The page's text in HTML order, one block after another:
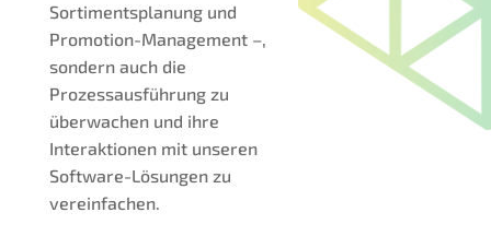
Sortimentsplanung und
Promotion-Management –,
sondern auch die
Prozessausführung zu
überwachen und ihre
Interaktionen mit unseren
Software-Lösungen zu
vereinfachen.